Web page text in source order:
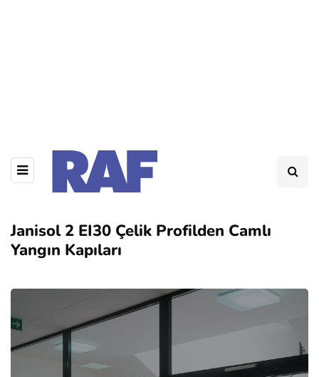
Janisol 2 EI30 Çelik Profilden Camlı
Yangın Kapıları